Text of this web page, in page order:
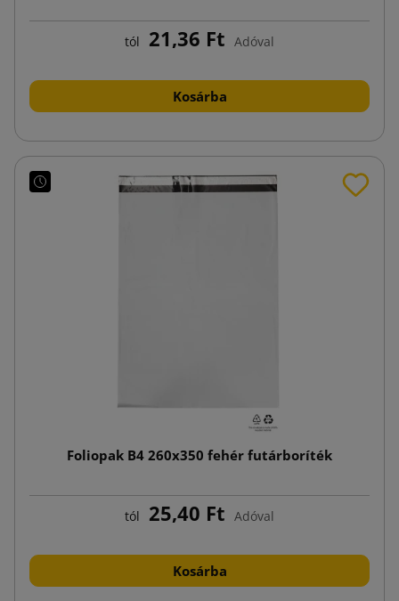
tól 21,36 Ft Adóval
Kosárba
Foliopak B4 260x350 fehér futárboríték
tól 25,40 Ft Adóval
Kosárba